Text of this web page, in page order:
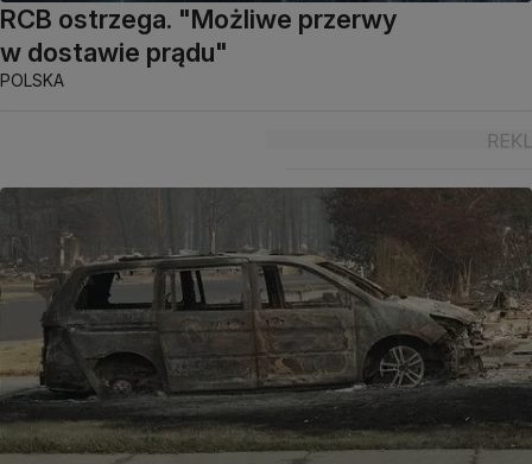
RCB ostrzega. "Możliwe przerwy
w dostawie prądu"
POLSKA